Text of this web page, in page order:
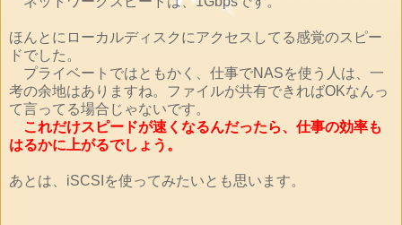
ほんとにローカルディスクにアクセスしてる感覚のスピー
ドでした。
プライベートではともかく、仕事でNASを使う人は、一
考の余地はありますね。ファイルが共有できればOKなんっ
て言ってる場合じゃないです。
これだけスピードが速くなるんだったら、仕事の効率も
はるかに上がるでしょう。
あとは、iSCSIを使ってみたいとも思います。